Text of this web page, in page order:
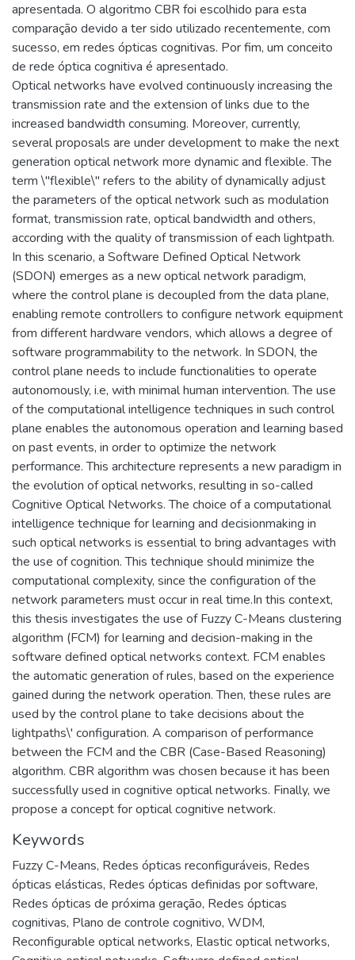
apresentada. O algoritmo CBR foi escolhido para esta
comparação devido a ter sido utilizado recentemente, com
sucesso, em redes ópticas cognitivas. Por fim, um conceito
de rede óptica cognitiva é apresentado.
Optical networks have evolved continuously increasing the
transmission rate and the extension of links due to the
increased bandwidth consuming. Moreover, currently,
several proposals are under development to make the next
generation optical network more dynamic and flexible. The
term \"flexible\" refers to the ability of dynamically adjust
the parameters of the optical network such as modulation
format, transmission rate, optical bandwidth and others,
according with the quality of transmission of each lightpath.
In this scenario, a Software Defined Optical Network
(SDON) emerges as a new optical network paradigm,
where the control plane is decoupled from the data plane,
enabling remote controllers to configure network equipment
from different hardware vendors, which allows a degree of
software programmability to the network. In SDON, the
control plane needs to include functionalities to operate
autonomously, i.e, with minimal human intervention. The use
of the computational intelligence techniques in such control
plane enables the autonomous operation and learning based
on past events, in order to optimize the network
performance. This architecture represents a new paradigm in
the evolution of optical networks, resulting in so-called
Cognitive Optical Networks. The choice of a computational
intelligence technique for learning and decisionmaking in
such optical networks is essential to bring advantages with
the use of cognition. This technique should minimize the
computational complexity, since the configuration of the
network parameters must occur in real time.In this context,
this thesis investigates the use of Fuzzy C-Means clustering
algorithm (FCM) for learning and decision-making in the
software defined optical networks context. FCM enables
the automatic generation of rules, based on the experience
gained during the network operation. Then, these rules are
used by the control plane to take decisions about the
lightpaths\' configuration. A comparison of performance
between the FCM and the CBR (Case-Based Reasoning)
algorithm. CBR algorithm was chosen because it has been
successfully used in cognitive optical networks. Finally, we
propose a concept for optical cognitive network.
Keywords
Fuzzy C-Means, Redes ópticas reconfiguráveis, Redes
ópticas elásticas, Redes ópticas definidas por software,
Redes ópticas de próxima geração, Redes ópticas
cognitivas, Plano de controle cognitivo, WDM,
Reconfigurable optical networks, Elastic optical networks,